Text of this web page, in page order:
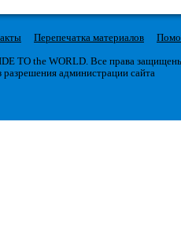
Перепечатка материалов
TO the WORLD. Все права
администрации сайта